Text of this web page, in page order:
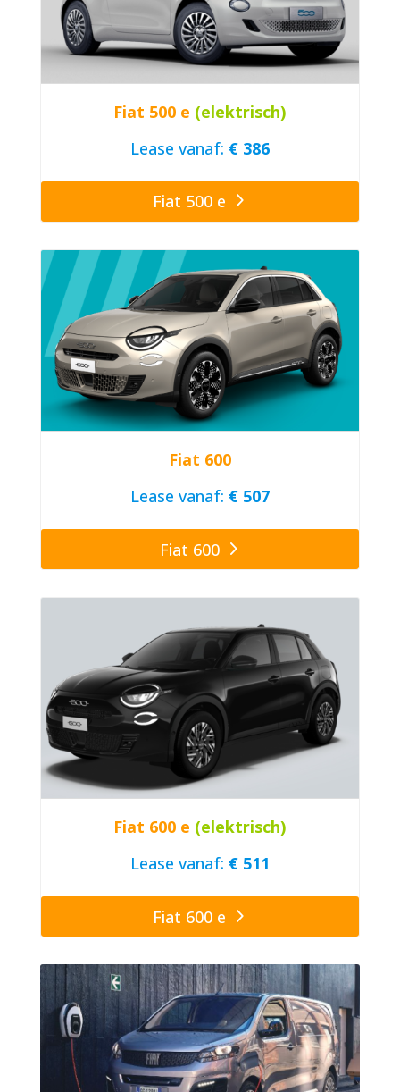
Fiat 500 e (elektrisch)
Lease vanaf: € 386
Fiat 500 e
Fiat 600
Lease vanaf: € 507
Fiat 600
Fiat 600 e (elektrisch)
Lease vanaf: € 511
Fiat 600 e